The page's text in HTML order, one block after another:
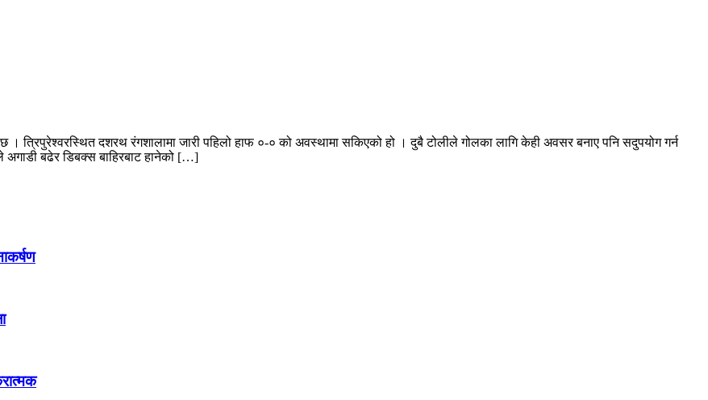
। त्रिपुरेश्वरस्थित दशरथ रंगशालामा जारी पहिलो हाफ ०-० को अवस्थामा सकिएको हो । दुबै टोलीले गोलका लागि केही अवसर बनाए पनि सदुपयोग गर्न
बढेर डिबक्स बाहिरबाट हानेको […]